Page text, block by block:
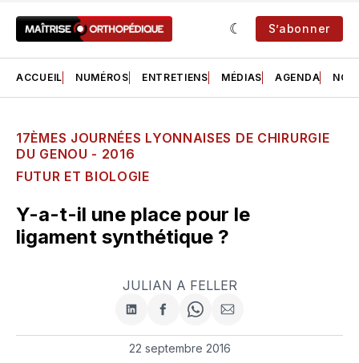
S’abonner
ACCUEIL NUMÉROS ENTRETIENS MÉDIAS AGENDA NOS
17ÈMES JOURNÉES LYONNAISES DE CHIRURGIE
DU GENOU - 2016
FUTUR ET BIOLOGIE
Y-a-t-il une place pour le
ligament synthétique ?
JULIAN A FELLER
Partager
sur
LinkedIn
Partager
sur
Facebook
Share
on
WhatsApp
Partager
par
courriel
22 septembre 2016